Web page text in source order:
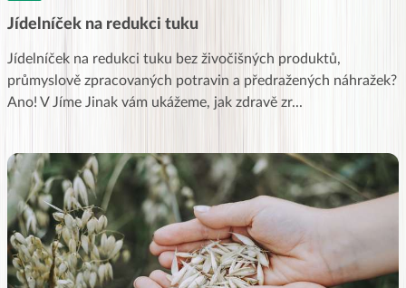
Jídelníček na redukci tuku
Jídelníček na redukci tuku bez živočišných produktů,
průmyslově zpracovaných potravin a předražených náhražek?
Ano! V Jíme Jinak vám ukážeme, jak zdravě zr...